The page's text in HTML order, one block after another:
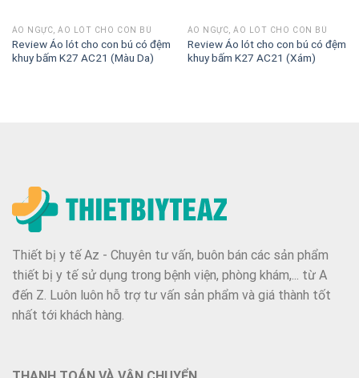
ÁO NGỰC, ÁO LÓT CHO CON BÚ
Review Áo lót cho con bú có đệm
khuy bấm K27 AC21 (Màu Da)
ÁO NGỰC, ÁO LÓT CHO CON BÚ
Review Áo lót cho con bú có đệm
khuy bấm K27 AC21 (Xám)
Thiết bị y tế Az - Chuyên tư vấn, buôn bán các sản phẩm
thiết bị y tế sử dụng trong bệnh viện, phòng khám,... từ A
đến Z. Luôn luôn hỗ trợ tư vấn sản phẩm và giá thành tốt
nhất tới khách hàng.